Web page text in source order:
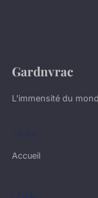
Gardnvrac
L'immensité du
LIENS
Accueil